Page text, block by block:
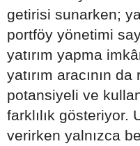
getirisi sunarken;
portföy yönetimi
yatırım yapma
yatırım aracının
potansiyeli ve
farklılık gösteriyor.
verirken yalnızca